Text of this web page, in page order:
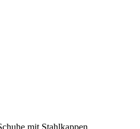
mit Stahlkappen